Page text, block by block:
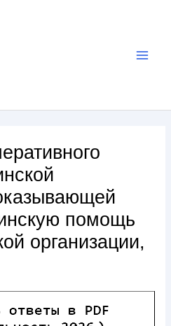
помощь
организации,